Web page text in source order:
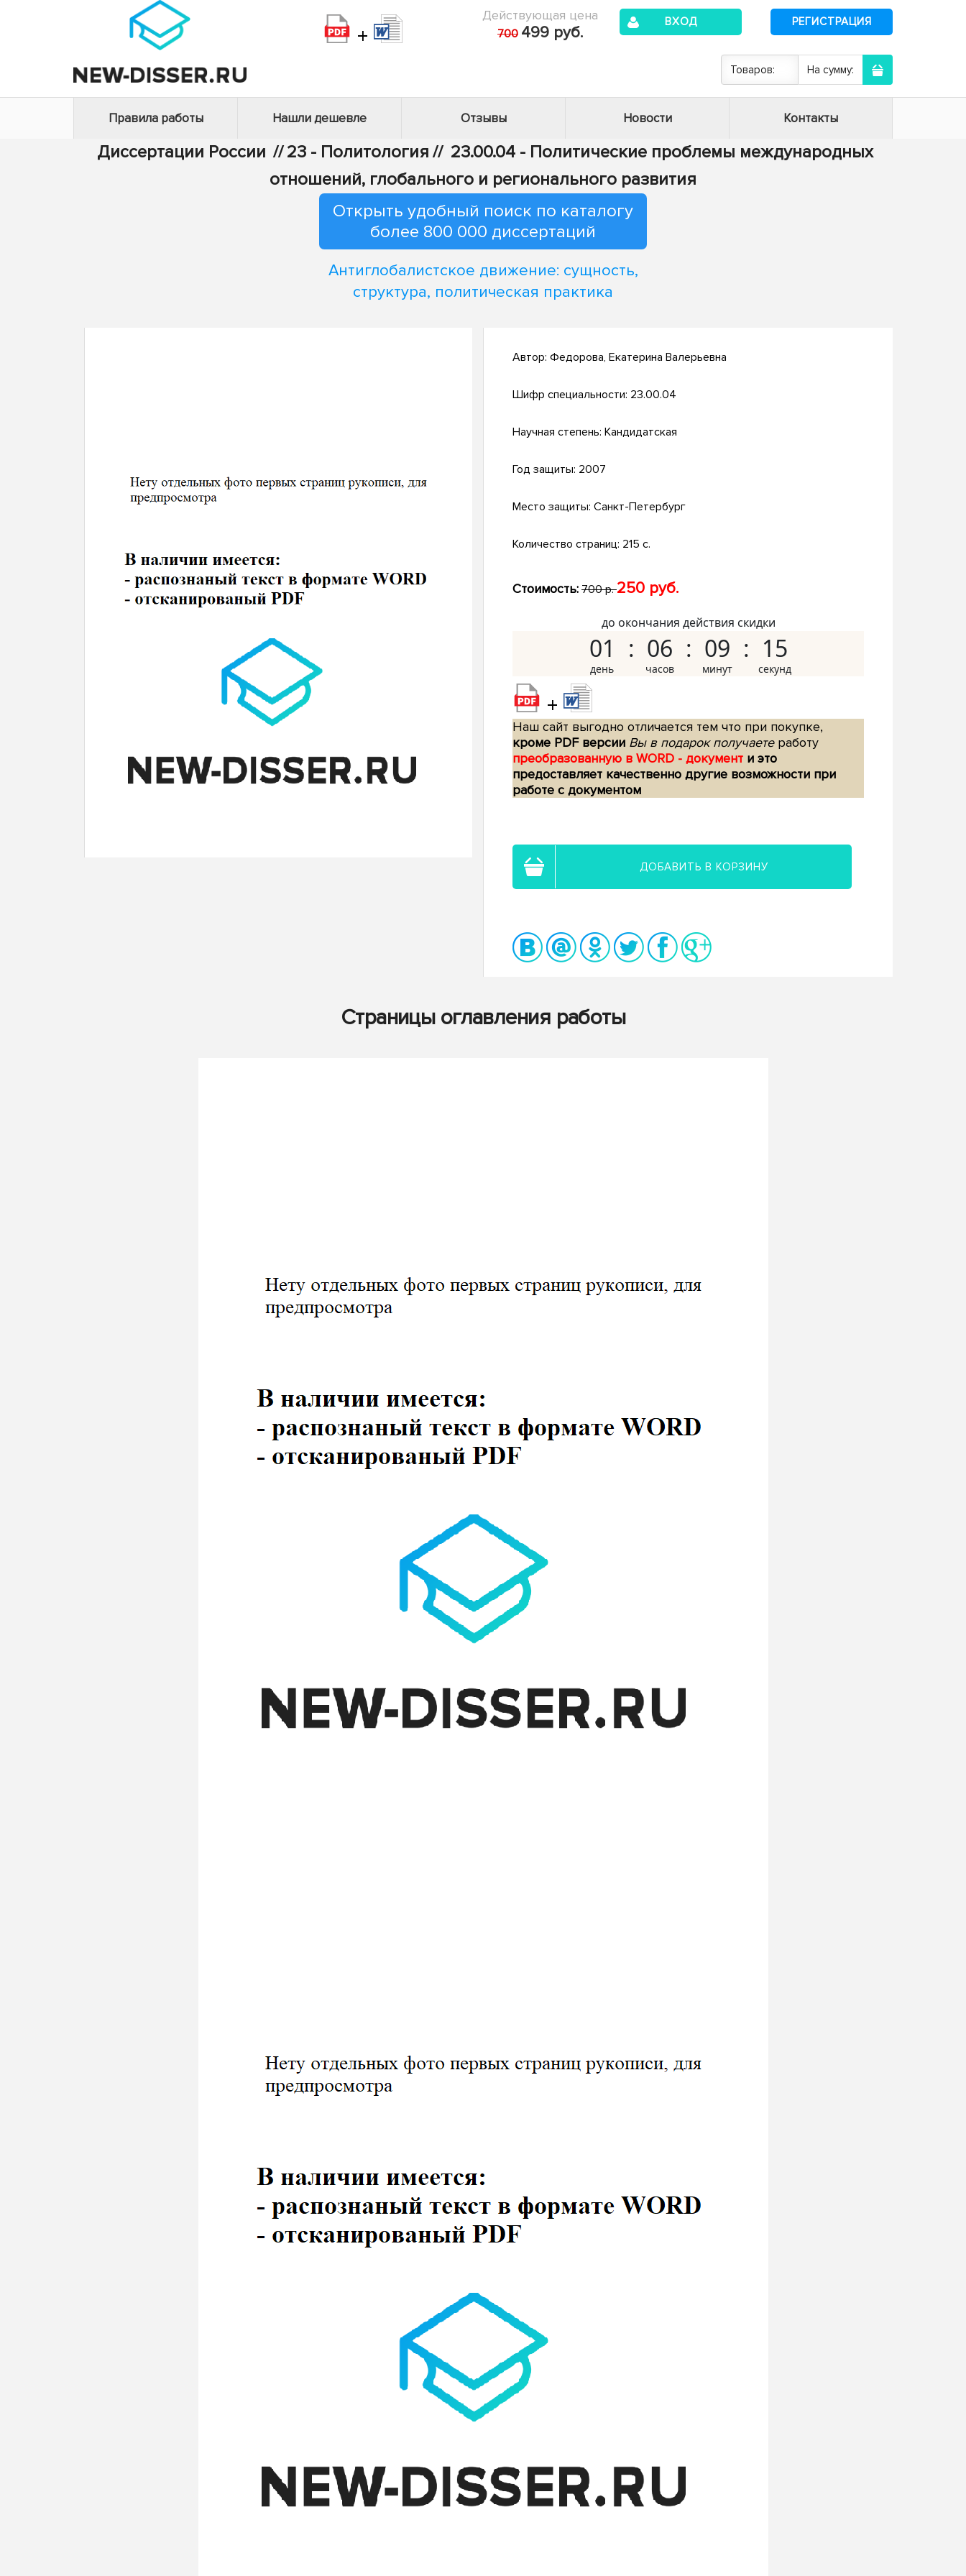
+
Действующая цена
700 499 руб.
ВХОД РЕГИСТРАЦИЯ
Товаров: На сумму:
Правила работы Нашли дешевле Отзывы Новости Контакты
Диссертации России // 23 - Политология // 23.00.04 - Политические проблемы международных
отношений, глобального и регионального развития
Открыть удобный поиск по каталогу
более 800 000 диссертаций
Антиглобалистское движение: сущность,
структура, политическая практика
Автор: Федорова, Екатерина Валерьевна
Шифр специальности: 23.00.04
Научная степень: Кандидатская
Год защиты: 2007
Место защиты: Санкт-Петербург
Количество страниц: 215 с.
Стоимость: 700 р.250 руб.
до окончания действия скидки
01 06 09 14
+
Наш сайт выгодно отличается тем что при покупке,
кроме PDF версии Вы в подарок получаетеработу
преобразованную в WORD - документ и это
предоставляет качественно другие возможности при
работе с документом
ДОБАВИТЬ В КОРЗИНУ
Страницы оглавления работы